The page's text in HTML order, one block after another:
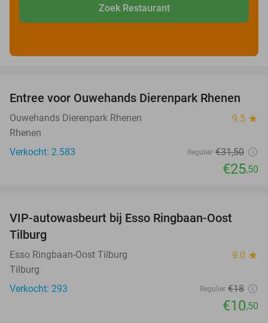
Zoek Restaurant
19%
Entree voor Ouwehands Dierenpark Rhenen
Ouwehands Dierenpark Rhenen 9.5 star
Rhenen
Verkocht: 2.583
Regulier €31,50
€25,50
42%
VIP-autowasbeurt bij Esso Ringbaan-Oost
Tilburg
Esso Ringbaan-Oost Tilburg 9.0 star
Tilburg
Verkocht: 293
Regulier €18
€10,50